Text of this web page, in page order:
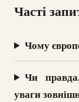
Часті
Чому
Чи
уваги